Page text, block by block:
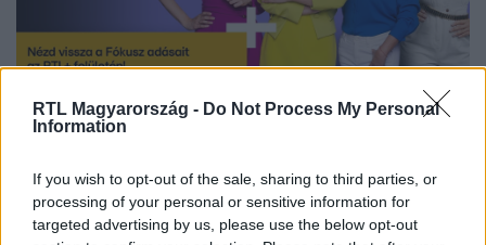
RTL Magyarország - Do Not Process My Personal
Information
If you wish to opt-out of the sale, sharing to third parties, or
processing of your personal or sensitive information for
targeted advertising by us, please use the below opt-out
Nézd vissza a Fókusz adásait az RTL+-on!
Itt állítsd be, hogy az RTL.hu az elsők között
legyen a Google-találatokban!